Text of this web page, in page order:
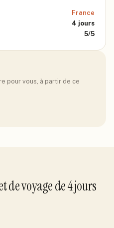
France
4 jours
5/5
pour vous, à partir de ce
de voyage de4jours